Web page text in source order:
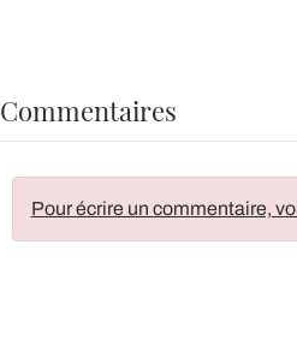
Commentaires
Pour écrire un commentaire,